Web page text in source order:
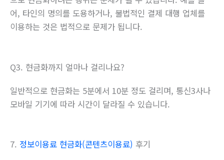
어, 타인의 명의를 도용하거나, 불법적인 결제 대행 업체를
이용하는 것은 법적으로 문제가 됩니다.
Q3. 현금화까지 얼마나 걸리나요?
일반적으로 현금화는 5분에서 10분 정도 걸리며, 통신3사나
모바일 기기에 따라 시간이 달라질 수 있습니다.
7. 정보이용료 현금화(콘텐츠이용료) 후기